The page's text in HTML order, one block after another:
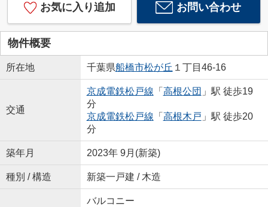
お気に入り追加 お問い合わせ
物件概要
所在地 千葉県船橋市松が丘 １丁目46-16
交通
京成電鉄松戸線 「 高根公団 」駅 徒歩19
分
京成電鉄松戸線 「 高根木戸 」駅 徒歩20
分
築年月 2023年 9月(新築)
種別 / 構造 新築一戸建 / 木造
バルコニー